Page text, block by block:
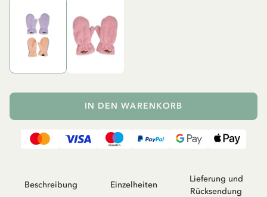
IN DEN WARENKORB
Beschreibung Einzelheiten
Lieferung und
Rücksendung